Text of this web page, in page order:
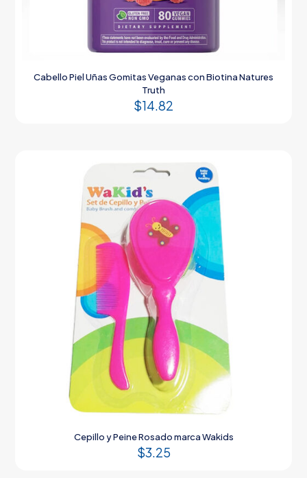
Cabello Piel Uñas Gomitas Veganas con Biotina Natures
Truth
$14.82
Cepillo y Peine Rosado marca Wakids
$3.25